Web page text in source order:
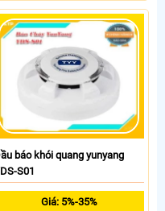
báo khói quang yunyang
S01
Giá: 5%-35%